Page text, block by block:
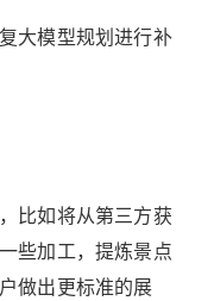
大模型规划进行补
比如将从第三方获
些加工，提炼景点
做出更标准的展